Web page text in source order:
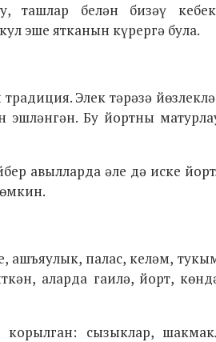
ташлар белән бизәү
эше ятканын күрергә була.
Элек тәрәзә
эшләнгән. Бу йортны
авылларда әле дә иске
ашъяулык, палас, келәм,
аларда гаилә, йорт,
сызыклар,